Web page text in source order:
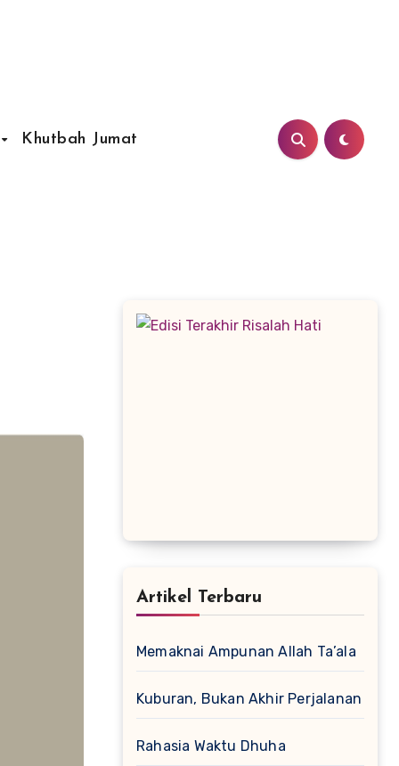
Khutbah Jumat
Artikel Terbaru
Memaknai Ampunan Allah Ta’ala
Kuburan, Bukan Akhir Perjalanan
Rahasia Waktu Dhuha